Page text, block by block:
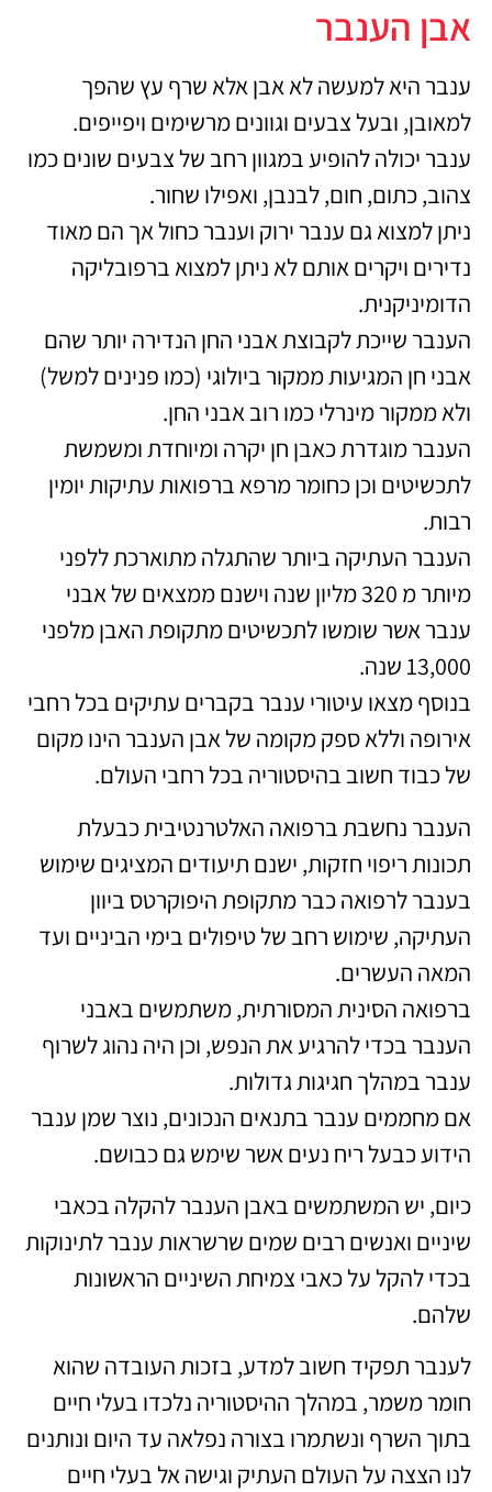
אבן הענבר
ענבר היא למעשה לא אבן אלא שרף עץ שהפך
למאובן, ובעל צבעים וגוונים מרשימים ויפייפים.
ענבר יכולה להופיע במגוון רחב של צבעים שונים כמו
צהוב, כתום, חום, לבנבן, ואפילו שחור.
ניתן למצוא גם ענבר ירוק וענבר כחול אך הם מאוד
נדירים ויקרים אותם לא ניתן למצוא ברפובליקה
הדומיניקנית.
הענבר שייכת לקבוצת אבני החן הנדירה יותר שהם
אבני חן המגיעות ממקור ביולוגי (כמו פנינים למשל)
ולא ממקור מינרלי כמו רוב אבני החן.
הענבר מוגדרת כאבן חן יקרה ומיוחדת ומשמשת
לתכשיטים וכן כחומר מרפא ברפואות עתיקות יומין
רבות.
הענבר העתיקה ביותר שהתגלה מתוארכת ללפני
מיותר מ 320 מליון שנה וישנם ממצאים של אבני
ענבר אשר שומשו לתכשיטים מתקופת האבן מלפני
13,000 שנה.
בנוסף מצאו עיטורי ענבר בקברים עתיקים בכל רחבי
אירופה וללא ספק מקומה של אבן הענבר הינו מקום
של כבוד חשוב בהיסטוריה בכל רחבי העולם.
הענבר נחשבת ברפואה האלטרנטיבית כבעלת
תכונות ריפוי חזקות, ישנם תיעודים המציגים שימוש
בענבר לרפואה כבר מתקופת היפוקרטס ביוון
העתיקה, שימוש רחב של טיפולים בימי הביניים ועד
המאה העשרים.
ברפואה הסינית המסורתית, משתמשים באבני
הענבר בכדי להרגיע את הנפש, וכן היה נהוג לשרוף
ענבר במהלך חגיגות גדולות.
אם מחממים ענבר בתנאים הנכונים, נוצר שמן ענבר
הידוע כבעל ריח נעים אשר שימש גם כבושם.
כיום, יש המשתמשים באבן הענבר להקלה בכאבי
שיניים ואנשים רבים שמים שרשראות ענבר לתינוקות
בכדי להקל על כאבי צמיחת השיניים הראשונות
שלהם.
לענבר תפקיד חשוב למדע, בזכות העובדה שהוא
חומר משמר, במהלך ההיסטוריה נלכדו בעלי חיים
בתוך השרף ונשתמרו בצורה נפלאה עד היום ונותנים
לנו הצצה על העולם העתיק וגישה אל בעלי חיים